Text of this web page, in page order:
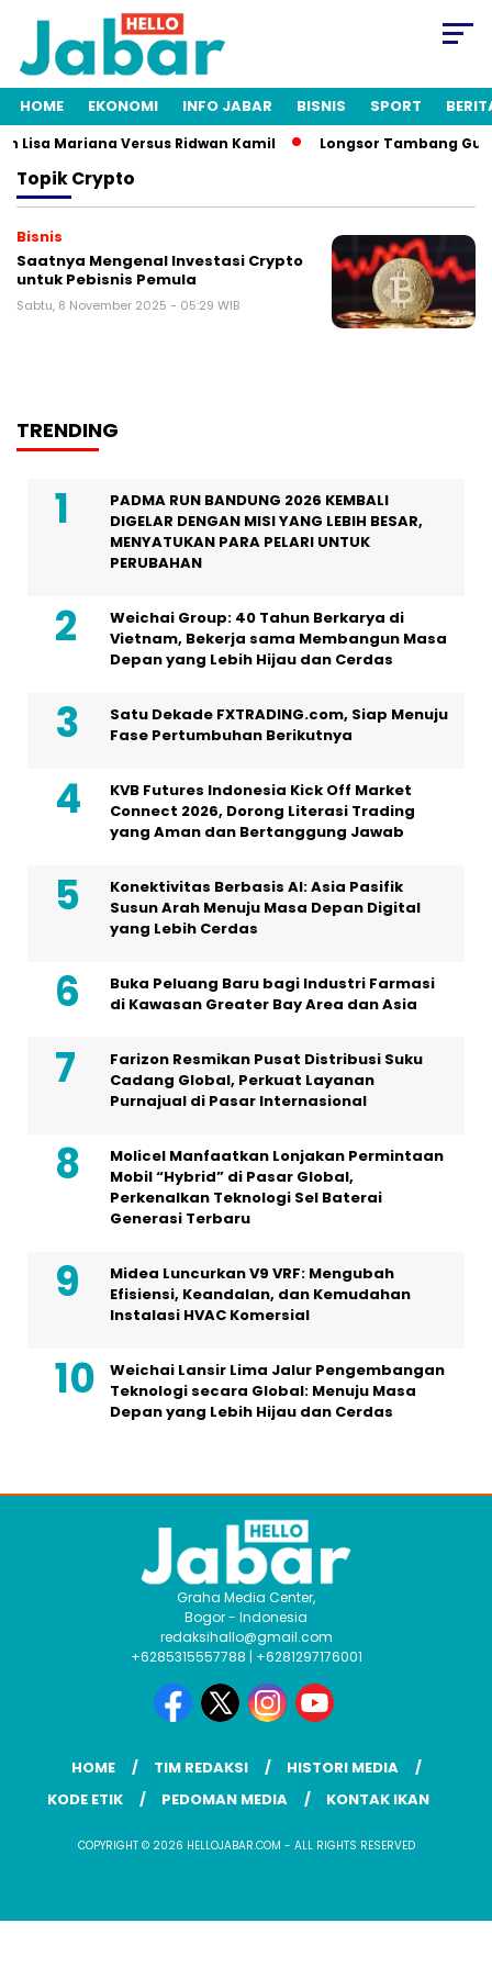
HOME EKONOMI INFO JABAR BISNIS SPORT
Lisa Mariana Versus Ridwan Kamil Longsor Tambang
TopikCrypto
Bisnis
Saatnya Mengenal Investasi Crypto
untuk Pebisnis Pemula
Sabtu, 8 November 2025 - 05:29 WIB
TRENDING
PADMA RUN BANDUNG 2026 KEMBALI
DIGELAR DENGAN MISI YANG LEBIH BESAR,
MENYATUKAN PARA PELARI UNTUK
PERUBAHAN
Weichai Group: 40 Tahun Berkarya di
Vietnam, Bekerja sama Membangun Masa
Depan yang Lebih Hijau dan Cerdas
Satu Dekade FXTRADING.com, Siap Menuju
Fase Pertumbuhan Berikutnya
KVB Futures Indonesia Kick Off Market
Connect 2026, Dorong Literasi Trading
yang Aman dan Bertanggung Jawab
Konektivitas Berbasis AI: Asia Pasifik
Susun Arah Menuju Masa Depan Digital
yang Lebih Cerdas
Buka Peluang Baru bagi Industri Farmasi
di Kawasan Greater Bay Area dan Asia
Farizon Resmikan Pusat Distribusi Suku
Cadang Global, Perkuat Layanan
Purnajual di Pasar Internasional
Molicel Manfaatkan Lonjakan Permintaan
Mobil “Hybrid” di Pasar Global,
Perkenalkan Teknologi Sel Baterai
Generasi Terbaru
Midea Luncurkan V9 VRF: Mengubah
Efisiensi, Keandalan, dan Kemudahan
Instalasi HVAC Komersial
Weichai Lansir Lima Jalur Pengembangan
Teknologi secara Global: Menuju Masa
Depan yang Lebih Hijau dan Cerdas
Graha Media Center,
Bogor - Indonesia
redaksihallo@gmail.com
+6285315557788 | +6281297176001
HOME TIM REDAKSI
HISTORI MEDIA
KODE ETIK
PEDOMAN MEDIA KONTAK IKAN
COPYRIGHT © 2026 HELLOJABAR.COM - ALL RIGHTS RESERVED